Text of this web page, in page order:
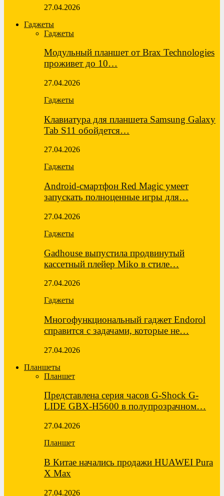
27.04.2026
Гаджеты
Гаджеты
Модульный планшет от Brax Technologies
проживет до 10…
27.04.2026
Гаджеты
Клавиатура для планшета Samsung Galaxy
Tab S11 обойдется…
27.04.2026
Гаджеты
Android-смартфон Red Magic умеет
запускать полноценные игры для…
27.04.2026
Гаджеты
Gadhouse выпустила продвинутый
кассетный плейер Miko в стиле…
27.04.2026
Гаджеты
Многофункциональный гаджет Endorol
справится с задачами, которые не…
27.04.2026
Планшеты
Планшет
Представлена серия часов G-Shock G-
LIDE GBX-H5600 в полупрозрачном…
27.04.2026
Планшет
В Китае начались продажи HUAWEI Pura
X Max
27.04.2026